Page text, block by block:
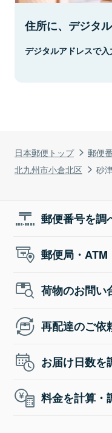
日本郵便トップ 郵便
北九州市小倉北区
砂
住所に、デジタ
デジタルアドレスで入
郵便番号を調
郵便局・
荷物のお問い
再配達のご依
お届け日数を
料金を計算・